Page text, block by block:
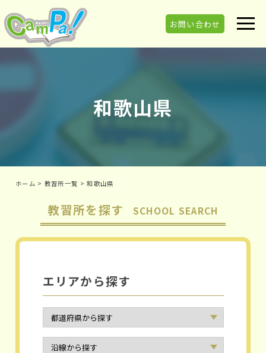
お問い合わせ
和歌山県
ホーム > 教習所一覧 >和歌山県
教習所を探す SCHOOL SEARCH
エリアから探す